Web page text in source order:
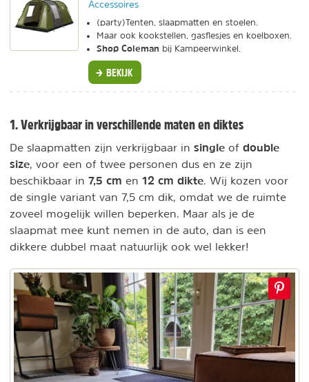
Accessoires
(party)Tenten, slaapmatten en stoelen.
Maar ook kookstellen, gasflesjes en koelboxen.
Shop Coleman bij Kampeerwinkel.
BEKIJK
1. Verkrijgbaar in verschillende maten en diktes
De slaapmatten zijn verkrijgbaar in single of double
size, voor een of twee personen dus en ze zijn
beschikbaar in 7,5 cm en 12 cm dikte. Wij kozen voor
de single variant van 7,5 cm dik, omdat we de ruimte
zoveel mogelijk willen beperken. Maar als je de
slaapmat mee kunt nemen in de auto, dan is een
dikkere dubbel maat natuurlijk ook wel lekker!